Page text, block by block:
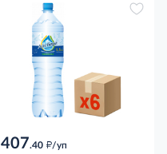
407.40 д/уп